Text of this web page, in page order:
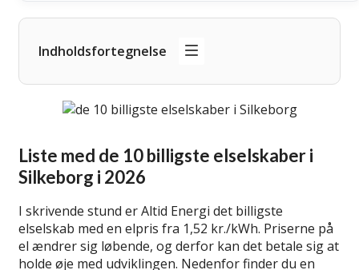
Indholdsfortegnelse
Liste med de 10 billigste elselskaber i
Silkeborg i 2026
I skrivende stund er Altid Energi det billigste
elselskab med en elpris fra 1,52 kr./kWh. Priserne på
el ændrer sig løbende, og derfor kan det betale sig at
holde øje med udviklingen. Nedenfor finder du en